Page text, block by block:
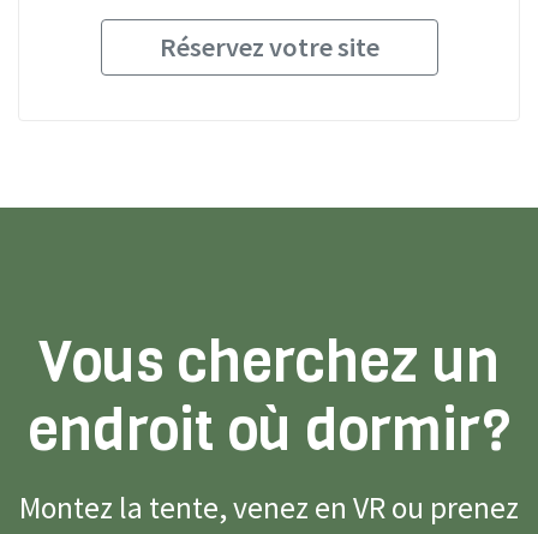
Réservez votre site
Vous cherchez un
endroit où dormir?
Montez la tente, venez en VR ou prenez